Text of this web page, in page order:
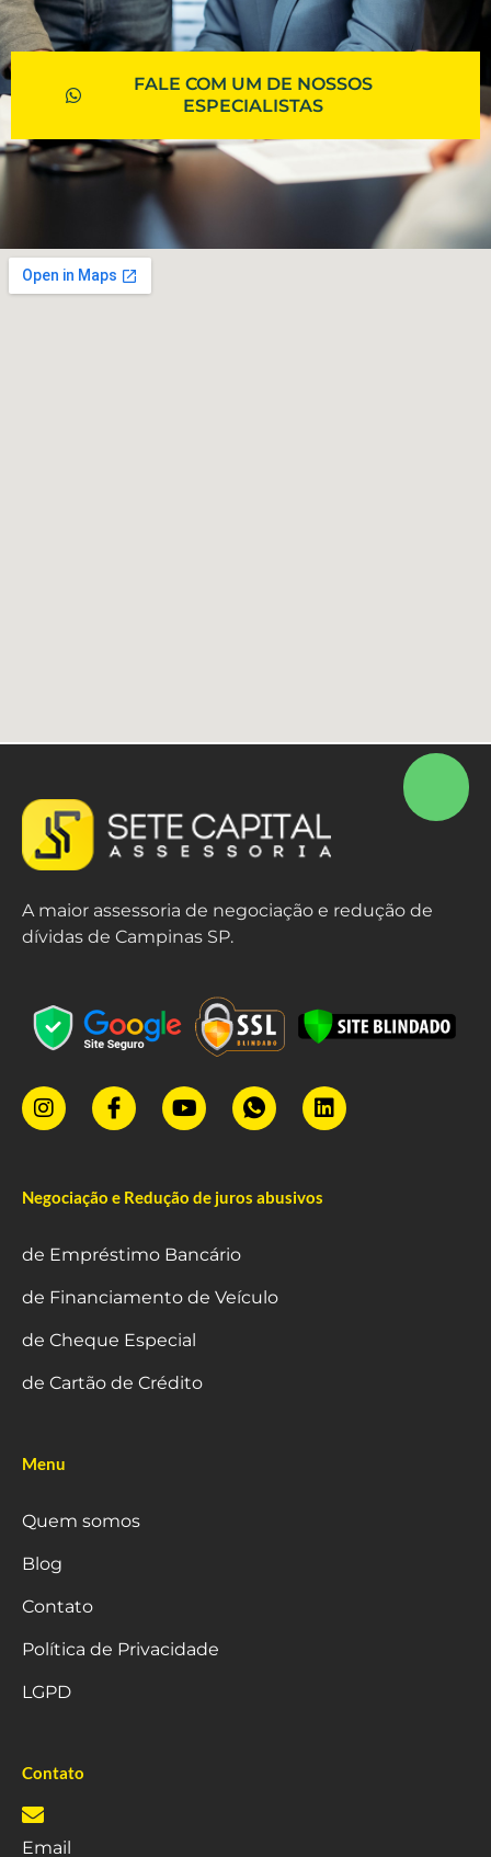
FALE COM UM DE NOSSOS
ESPECIALISTAS
A maior assessoria de negociação e redução de
dívidas de Campinas SP.
Negociação e Redução de juros abusivos
de Empréstimo Bancário
de Financiamento de Veículo
de Cheque Especial
de Cartão de Crédito
Menu
Quem somos
Blog
Contato
Política de Privacidade
LGPD
Contato
Email